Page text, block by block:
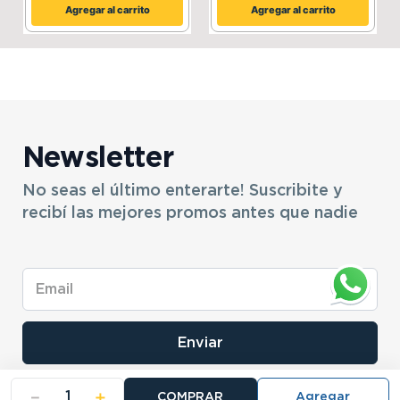
COMPRAR
Agregar al carrito Agregar al carrito
Newsletter
No seas el último enterarte! Suscribite y
recibí las mejores promos antes que nadie
Enviar